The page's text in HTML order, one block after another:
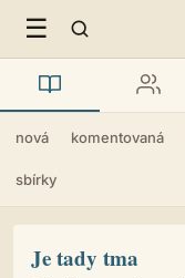
☰
nová komentovaná
sbírky
Je tady tma